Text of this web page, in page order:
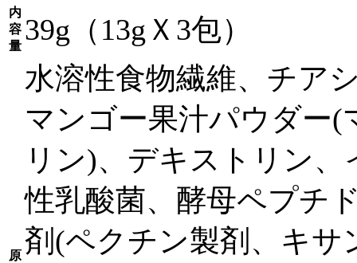
内
容
量 39g（13gＸ3包）
原
水溶性食物繊維、チア
マンゴー果汁パウダー
リン)、デキストリン
性乳酸菌、酵母ペプチ
剤(ペクチン製剤、キサ